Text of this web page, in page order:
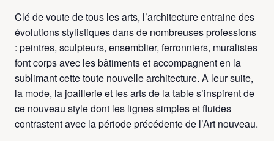
Clé de voute de tous les arts, l’architecture entraine des
évolutions stylistiques dans de nombreuses professions
: peintres, sculpteurs, ensemblier, ferronniers, muralistes
font corps avec les bâtiments et accompagnent en la
sublimant cette toute nouvelle architecture. A leur suite,
la mode, la joaillerie et les arts de la table s’inspirent de
ce nouveau style dont les lignes simples et fluides
contrastent avec la période précédente de l’Art nouveau.